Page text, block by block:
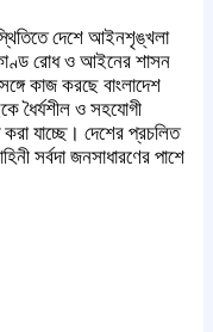
দেশে আইনশৃঙ্খলা
রোধ ও আইনের শাসন
কাজ করছে বাংলাদেশ
ধৈর্যশীল ও সহযোগী
যাচ্ছে। দেশের প্রচলিত
সর্বদা জনসাধারণের পাশে